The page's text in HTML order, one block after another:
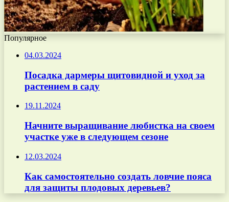
Популярное
04.03.2024
Посадка дармеры щитовидной и уход за
растением в саду
19.11.2024
Начните выращивание любистка на своем
участке уже в следующем сезоне
12.03.2024
Как самостоятельно создать ловчие пояса
для защиты плодовых деревьев?